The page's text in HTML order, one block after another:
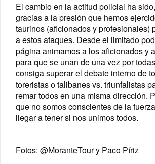
El cambio en la actitud policial ha
gracias a la presión que hemos
taurinos (aficionados y profesionales)
a estos ataques. Desde el limitado
página animamos a los aficionados y
para que se unan de una vez por
consiga superar el debate interno de
toreristas o talibanes vs. triunfalistas
remar todos en una misma dirección.
que no somos conscientes de la
llegar a tener si nos unimos todos.
Fotos: @MoranteTour y Paco Píriz